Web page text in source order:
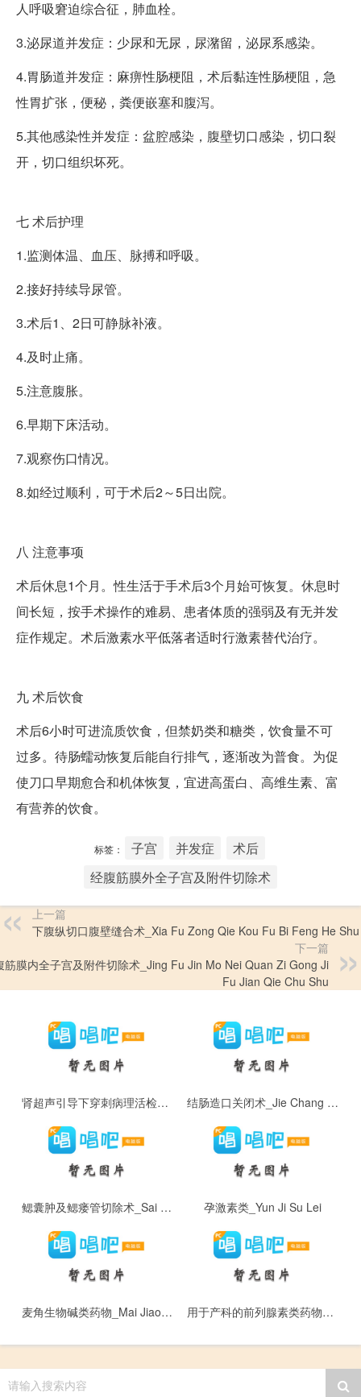
人呼吸窘迫综合征，肺血栓。
3.泌尿道并发症：少尿和无尿，尿潴留，泌尿系感染。
4.胃肠道并发症：麻痹性肠梗阻，术后黏连性肠梗阻，急
性胃扩张，便秘，粪便嵌塞和腹泻。
5.其他感染性并发症：盆腔感染，腹壁切口感染，切口裂
开，切口组织坏死。
七术后护理
1.监测体温、血压、脉搏和呼吸。
2.接好持续导尿管。
3.术后1、2日可静脉补液。
4.及时止痛。
5.注意腹胀。
6.早期下床活动。
7.观察伤口情况。
8.如经过顺利，可于术后2～5日出院。
八 注意事项
术后休息1个月。性生活于手术后3个月始可恢复。休息时
间长短，按手术操作的难易、患者体质的强弱及有无并发
症作规定。术后激素水平低落者适时行激素替代治疗。
九术后饮食
术后6小时可进流质饮食，但禁奶类和糖类，饮食量不可
过多。待肠蠕动恢复后能自行排气，逐渐改为普食。为促
使刀口早期愈合和机体恢复，宜进高蛋白、高维生素、富
有营养的饮食。
标签： 子宫 并发症
术后
经腹筋膜外全子宫及附件切除术
上一篇
下腹纵切口腹壁缝合术_Xia Fu Zong Qie Kou Fu Bi Feng He Shu
下一篇
筋膜内全子宫及附件切除术_Jing Fu Jin Mo Nei Quan Zi Gong Ji
Fu Jian Qie Chu Shu
肾超声引导下穿刺病理活检术_Shen Chao Sheng Yin Dao Xia Chuan Ci Bing Li Huo Jian Shu 结肠造口关闭术_Jie Chang Zao Kou Guan Bi Shu
鳃囊肿及鳃瘘管切除术_Sai Nang Zhong Ji Sai Lou Guan Qie Chu Shu 孕激素类_Yun Ji Su Lei
麦角生物碱类药物_Mai Jiao Sheng Wu Jian Lei Yao Wu 用于产科的前列腺素类药物_Yong Yu Chan Ke De Qian Lie Xian Su Lei Yao Wu
请输入搜索内容